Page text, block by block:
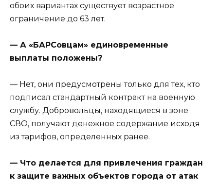
обоих вариантах существует возрастное
ограничение до 63 лет.
— А «БАРСовцам» единовременные
выплаты положены?
— Нет, они предусмотрены только для тех, кто
подписал стандартный контракт на военную
службу. Добровольцы, находящиеся в зоне
СВО, получают денежное содержание исходя
из тарифов, определенных ранее.
— Что делается для привлечения граждан
к защите важных объектов города от атак